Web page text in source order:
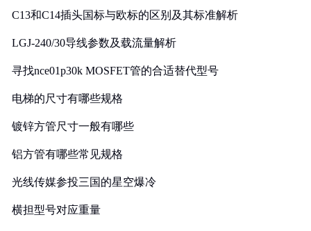
C13和C14插头国标与欧标的区别及其标准解析
LGJ-240/30导线参数及载流量解析
寻找nce01p30k MOSFET管的合适替代型号
电梯的尺寸有哪些规格
镀锌方管尺寸一般有哪些
铝方管有哪些常见规格
光线传媒参投三国的星空爆冷
横担型号对应重量